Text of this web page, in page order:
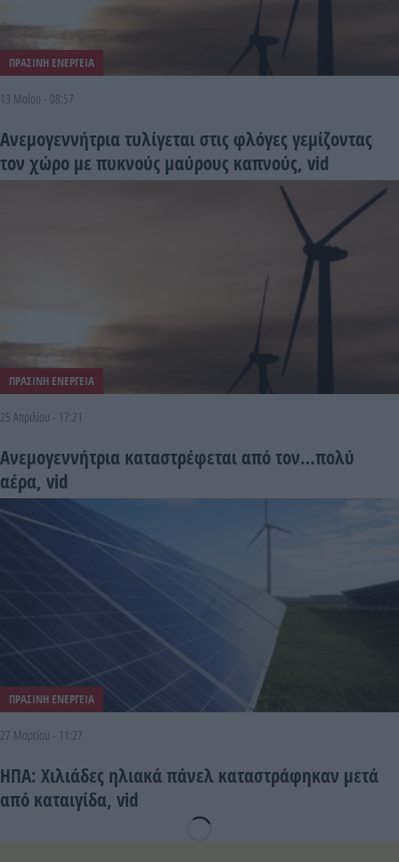
ΠΡΑΣΙΝΗ ΕΝΕΡΓΕΙΑ
13 Μαΐου - 08:57
Ανεμογεννήτρια τυλίγεται στις φλόγες γεμίζοντας
τον χώρο με πυκνούς μαύρους καπνούς, vid
ΠΡΑΣΙΝΗ ΕΝΕΡΓΕΙΑ
25 Απριλίου - 17:21
Ανεμογεννήτρια καταστρέφεται από τον…πολύ
αέρα, vid
ΠΡΑΣΙΝΗ ΕΝΕΡΓΕΙΑ
27 Μαρτίου - 11:27
ΗΠΑ: Χιλιάδες ηλιακά πάνελ καταστράφηκαν μετά
από καταιγίδα, vid